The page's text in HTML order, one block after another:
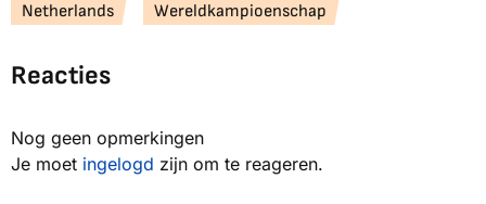
Netherlands Wereldkampioenschap
Reacties
Nog geen opmerkingen
Je moet ingelogd zijn om te reageren.